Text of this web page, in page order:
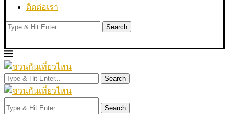
ติดต่อเรา
Search
Search
Search